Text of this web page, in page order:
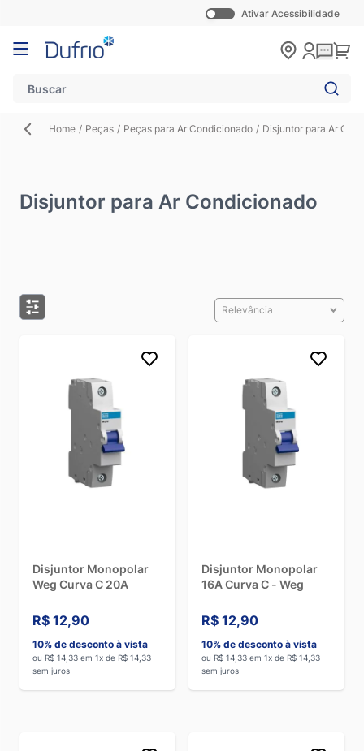
Ativar Acessibilidade
Pular para o conteúdo
Home / Peças / Peças para Ar Condicionado / Disjuntor para Ar
Disjuntor para Ar Condicionado
Relevância
Disjuntor Monopolar
Weg Curva C 20A
R$ 12,90
10% de desconto à vista
ou R$ 14,33 em 1x de R$ 14,33
sem juros
Disjuntor Monopolar
16A Curva C - Weg
R$ 12,90
10% de desconto à vista
ou R$ 14,33 em 1x de R$ 14,33
sem juros